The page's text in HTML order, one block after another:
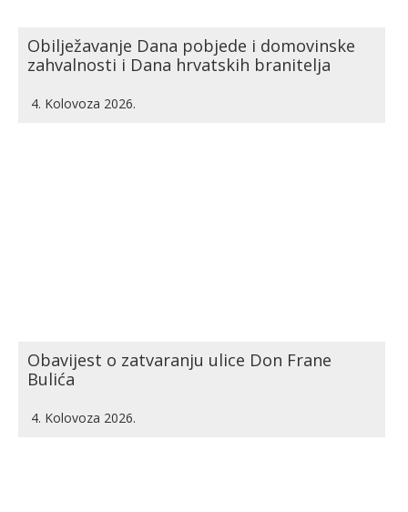
Obilježavanje Dana pobjede i domovinske
zahvalnosti i Dana hrvatskih branitelja
4. Kolovoza 2026.
Obavijest o zatvaranju ulice Don Frane
Bulića
4. Kolovoza 2026.